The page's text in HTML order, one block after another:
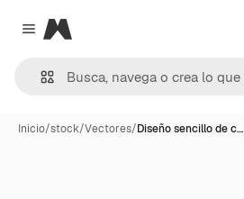
Close menu
Magnific
Inicio/stock/Vectores/Diseño sencillo de c…